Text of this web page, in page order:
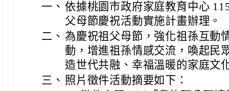
一、 依據桃園市政府家庭教育中心
父母節慶祝活動實施計畫辦理。
二、 為慶祝祖父母節，強化祖孫互動
動，增進祖孫情感交流，喚起民
造世代共融、幸福溫暖的家庭文
三、 照片徵件活動摘要如下：